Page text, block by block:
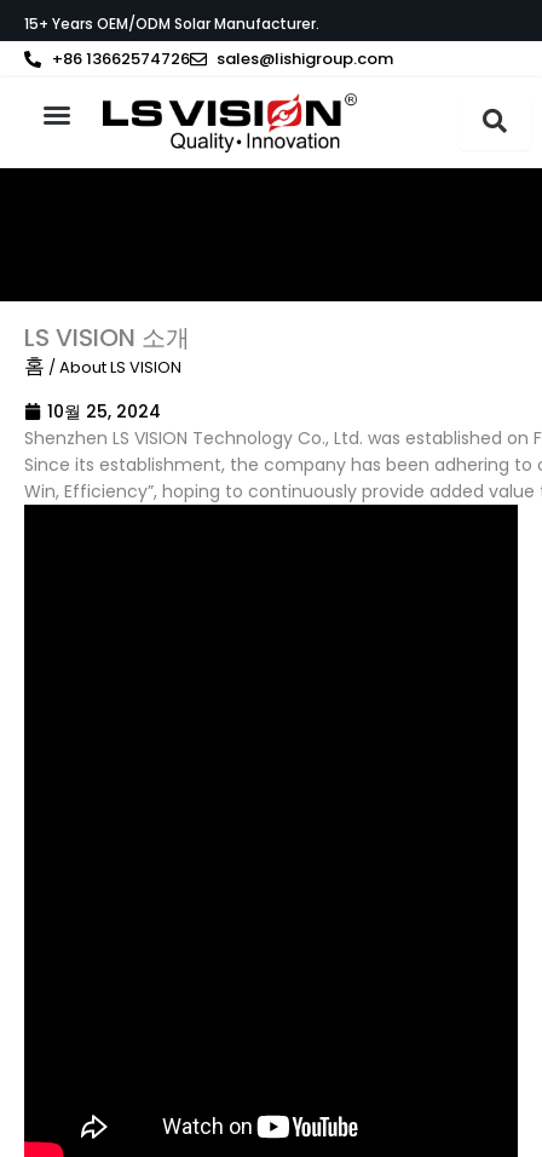
텐
너
15+ Years OEM/ODM Solar Manufacturer.
+86 13662574726 sales@lishigroup.com
LS VISION 소개
홈 / About LS VISION
10월 25, 2024
Shenzhen LS VISION Technology Co., Ltd. was established
Since its establishment, the company has been adhering to
Win, Efficiency”, hoping to continuously provide added